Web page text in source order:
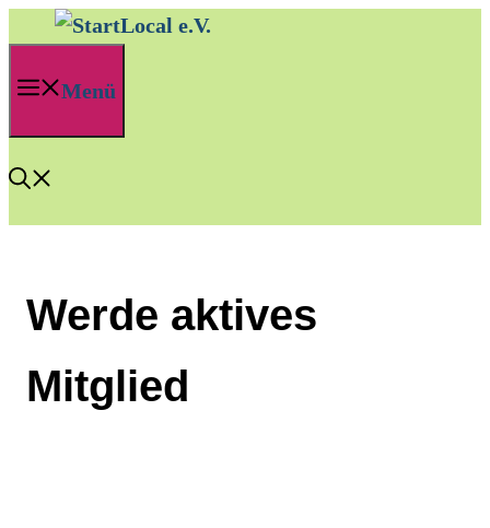
springenMenü
Werde aktives
Mitglied